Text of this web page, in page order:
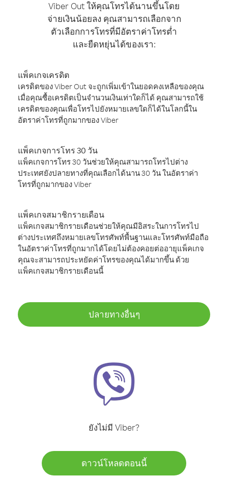
Viber Out ให้คุณโทรได้นานขึ้นโดย
จ่ายเงินน้อยลง คุณสามารถเลือกจาก
ตัวเลือกการโทรที่มีอัตราค่าโทรต่ำ
และยืดหยุ่นได้ของเรา:
แพ็คเกจเครดิต
เครดิตของ Viber Out จะถูกเพิ่มเข้าในยอดคงเหลือของคุณ
เมื่อคุณซื้อเครดิตเป็นจำนวนเงินเท่าใดก็ได้ คุณสามารถใช้
เครดิตของคุณเพื่อโทรไปยังหมายเลขใดก็ได้ในโลกนี้ใน
อัตราค่าโทรที่ถูกมากของ Viber
แพ็คเกจการโทร 30 วัน
แพ็คเกจการโทร 30 วันช่วยให้คุณสามารถโทรไปต่าง
ประเทศยังปลายทางที่คุณเลือกได้นาน 30 วัน ในอัตราค่า
โทรที่ถูกมากของ Viber
แพ็คเกจสมาชิกรายเดือน
แพ็คเกจสมาชิกรายเดือนช่วยให้คุณมีอิสระในการโทรไป
ต่างประเทศถึงหมายเลขโทรศัพท์พื้นฐานและโทรศัพท์มือถือ
ในอัตราค่าโทรที่ถูกมากได้โดยไม่ต้องคอยต่ออายุแพ็คเกจ
คุณจะสามารถประหยัดค่าโทรของคุณได้มากขึ้น ด้วย
แพ็คเกจสมาชิกรายเดือนนี้
ปลายทางอื่นๆ
ยังไม่มี Viber?
ดาวน์โหลดตอนนี้